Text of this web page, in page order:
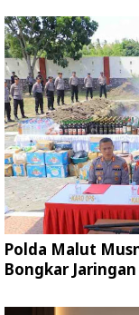
Polda Malut
Bongkar